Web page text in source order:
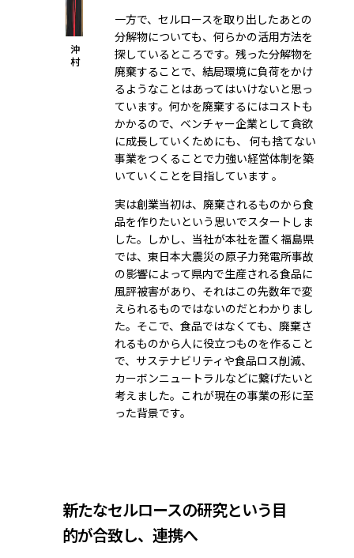
沖
村
一方で、セルロースを取り出したあとの
分解物についても、何らかの活用方法を
探しているところです。残った分解物を
廃棄することで、結局環境に負荷をかけ
るようなことはあってはいけないと思っ
ています。何かを廃棄するにはコストも
かかるので、ベンチャー企業として貪欲
に成長していくためにも、 何も捨てない
事業をつくることで力強い経営体制を築
いていくことを目指しています 。
実は創業当初は、廃棄されるものから食
品を作りたいという思いでスタートしま
した。しかし、当社が本社を置く福島県
では、東日本大震災の原子力発電所事故
の影響によって県内で生産される食品に
風評被害があり、それはこの先数年で変
えられるものではないのだとわかりまし
た。そこで、食品ではなくても、廃棄さ
れるものから人に役立つものを作ること
で、サステナビリティや食品ロス削減、
カーボンニュートラルなどに繋げたいと
考えました。これが現在の事業の形に至
った背景です。
新たなセルロースの研究という目
的が合致し、連携へ